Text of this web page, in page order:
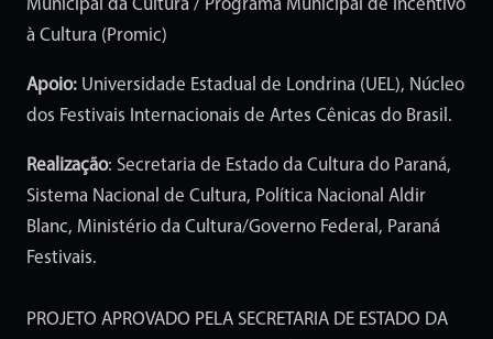
Municipal da Cultura / Programa Municipal de Incentivo
à Cultura (Promic)
Apoio: Universidade Estadual de Londrina (UEL), Núcleo
dos Festivais Internacionais de Artes Cênicas do Brasil.
Realização: Secretaria de Estado da Cultura do Paraná,
Sistema Nacional de Cultura, Política Nacional Aldir
Blanc, Ministério da Cultura/Governo Federal, Paraná
Festivais.
PROJETO APROVADO PELA SECRETARIA DE ESTADO DA